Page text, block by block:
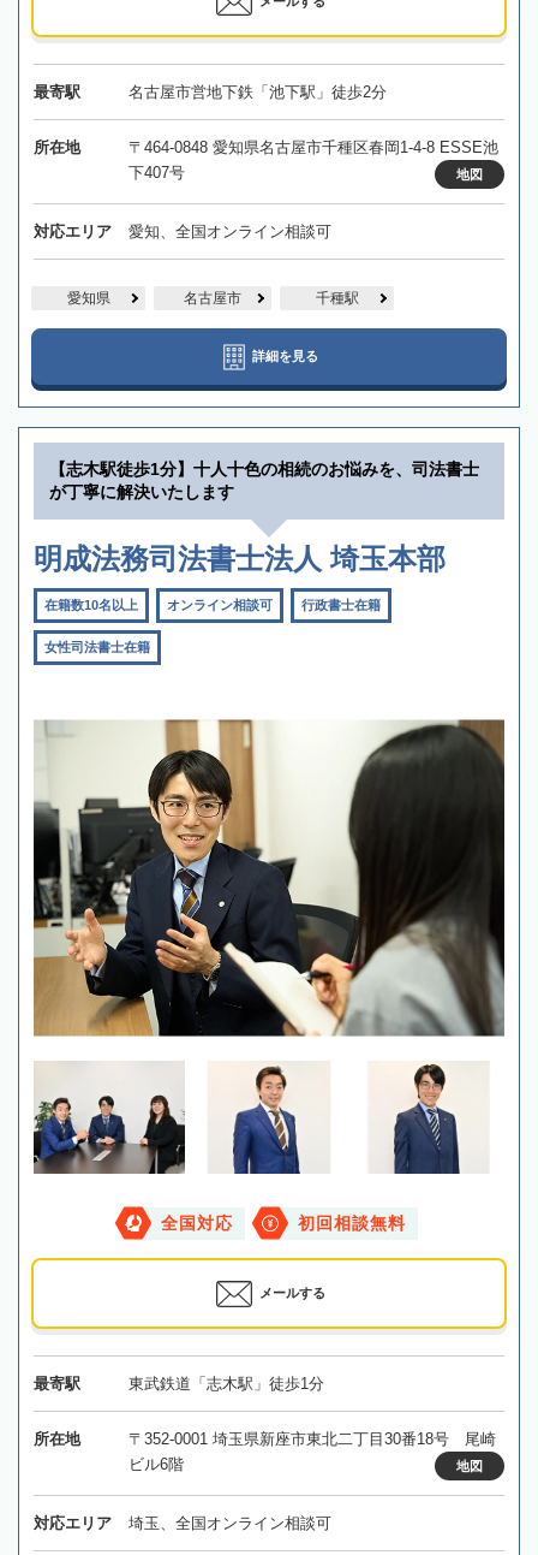
最寄駅 名古屋市営地下鉄「池下駅」徒歩2分
所在地
〒464-0848 愛知県名古屋市千種区春岡1-4-8 ESSE池
下407号
地図
対応エリア 愛知、全国オンライン相談可
愛知県 名古屋市 千種駅
詳細を見る
【志木駅徒歩1分】十人十色の相続のお悩みを、司法書士
が丁寧に解決いたします
明成法務司法書士法人 埼玉本部
在籍数10名以上 オンライン相談可 行政書士在籍
女性司法書士在籍
全国対応 初回相談無料
メールする
最寄駅 東武鉄道「志木駅」徒歩1分
所在地
〒352-0001 埼玉県新座市東北二丁目30番18号 尾崎
ビル6階
地図
対応エリア 埼玉、全国オンライン相談可